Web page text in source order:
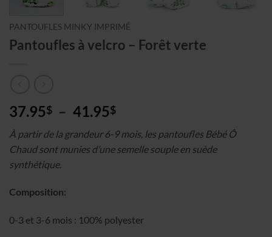
PANTOUFLES MINKY IMPRIMÉ
Pantoufles à velcro – Forêt verte
37.95$ – 41.95$Plage
prix :
37.95$
À partir de la grandeur 6-9 mois, les pantoufles Bébé Ô
Chaud sont munies d’une semelle souple en suède
synthétique.
Composition:
0-3 et 3-6 mois : 100% polyester